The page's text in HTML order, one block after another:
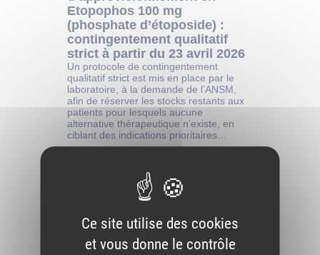
Ce site utilise des cookies
et vous donne le contrôle